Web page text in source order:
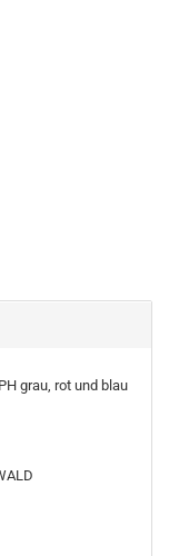
grau, rot und blau